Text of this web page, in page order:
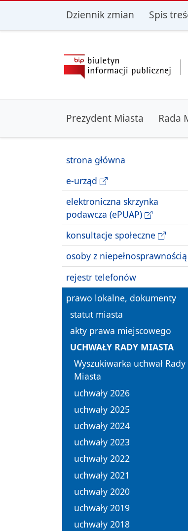
przejdź do głównego menu przejdź
Dziennik zmian Spis
Prezydent Miasta Rada
strona główna
e-urząd
elektroniczna skrzynka
podawcza (ePUAP)
konsultacje społeczne
osoby z niepełnosprawnością
rejestr telefonów
prawo lokalne, dokumenty
statut miasta
akty prawa miejscowego
UCHWAŁY RADY MIASTA
Wyszukiwarka uchwał Rady
Miasta
uchwały 2026
uchwały 2025
uchwały 2024
uchwały 2023
uchwały 2022
uchwały 2021
uchwały 2020
uchwały 2019
uchwały 2018